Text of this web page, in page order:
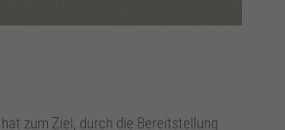
zum Ziel, durch die Bereitstellung